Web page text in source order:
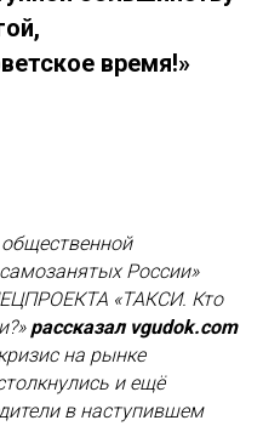
время!»
России»
«ТАКСИ. Кто
рассказал vgudok.com
на рынке
и ещё
в наступившем